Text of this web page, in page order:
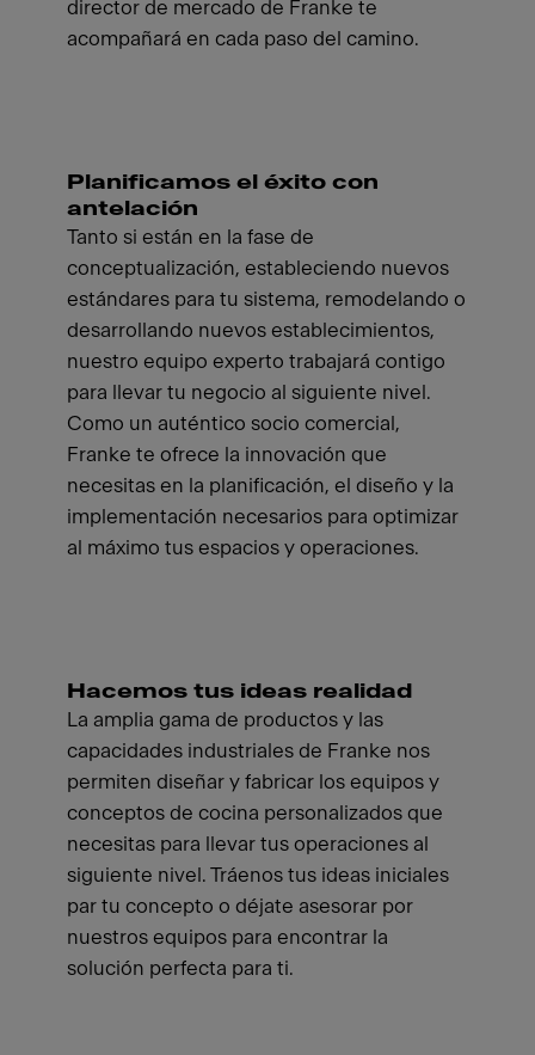
director de mercado de Franke te
acompañará en cada paso del camino.
Planificamos el éxito con
antelación
Tanto si están en la fase de
conceptualización, estableciendo nuevos
estándares para tu sistema, remodelando o
desarrollando nuevos establecimientos,
nuestro equipo experto trabajará contigo
para llevar tu negocio al siguiente nivel.
Como un auténtico socio comercial,
Franke te ofrece la innovación que
necesitas en la planificación, el diseño y la
implementación necesarios para optimizar
al máximo tus espacios y operaciones.
Hacemos tus ideas realidad
La amplia gama de productos y las
capacidades industriales de Franke nos
permiten diseñar y fabricar los equipos y
conceptos de cocina personalizados que
necesitas para llevar tus operaciones al
siguiente nivel. Tráenos tus ideas iniciales
par tu concepto o déjate asesorar por
nuestros equipos para encontrar la
solución perfecta para ti.